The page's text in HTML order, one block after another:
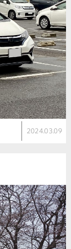
2024.03.09